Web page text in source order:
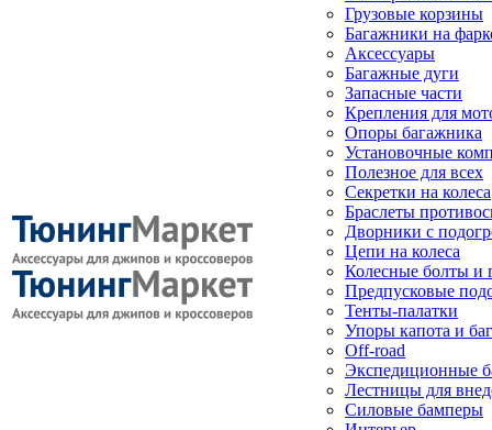
Грузовые корзины
Багажники на
Аксессуары
Багажные дуги
Запасные части
Крепления для
Опоры багажника
Установочные
Полезное для всех
Секретки на колеса
Браслеты
Дворники с
Цепи на колеса
Колесные болты и
Предпусковые
Тенты-палатки
Упоры капота и
Off-road
Экспедиционные
Лестницы для
Силовые бамперы